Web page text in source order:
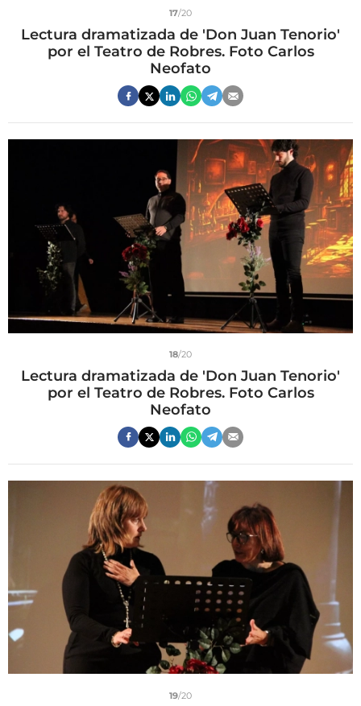
17/20
Lectura dramatizada de 'Don Juan Tenorio'
por el Teatro de Robres. Foto Carlos
Neofato
18/20
Lectura dramatizada de 'Don Juan Tenorio'
por el Teatro de Robres. Foto Carlos
Neofato
19/20